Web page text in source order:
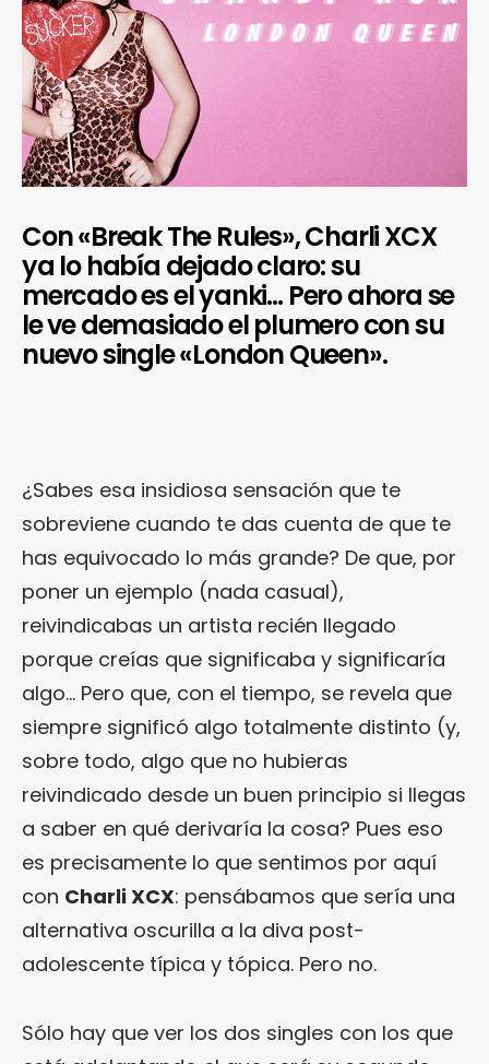
Con «Break The Rules», Charli XCX
ya lo había dejado claro: su
mercado es el yanki… Pero ahora se
le ve demasiado el plumero con su
nuevo single «London Queen».
¿Sabes esa insidiosa sensación que te
sobreviene cuando te das cuenta de que te
has equivocado lo más grande? De que, por
poner un ejemplo (nada casual),
reivindicabas un artista recién llegado
porque creías que significaba y significaría
algo… Pero que, con el tiempo, se revela que
siempre significó algo totalmente distinto (y,
sobre todo, algo que no hubieras
reivindicado desde un buen principio si llegas
a saber en qué derivaría la cosa? Pues eso
es precisamente lo que sentimos por aquí
con Charli XCX: pensábamos que sería una
alternativa oscurilla a la diva post-
adolescente típica y tópica. Pero no.
Sólo hay que ver los dos singles con los que